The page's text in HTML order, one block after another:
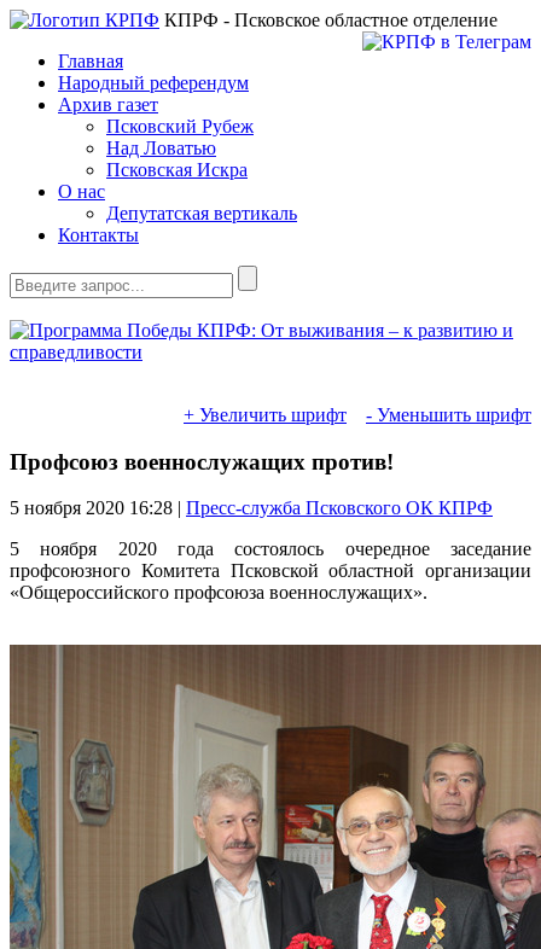
КПРФ - Псковское областное отделение
Главная
Народный референдум
Архив газет
Псковский Рубеж
Над Ловатью
Псковская Искра
О нас
Депутатская вертикаль
Контакты
+ Увеличить шрифт - Уменьшить шрифт
Профсоюз военнослужащих против!
5 ноября 2020 16:28 | Пресс-служба Псковского ОК КПРФ
5 ноября 2020 года состоялось очередное заседание
профсоюзного Комитета Псковской областной организации
«Общероссийского профсоюза военнослужащих».